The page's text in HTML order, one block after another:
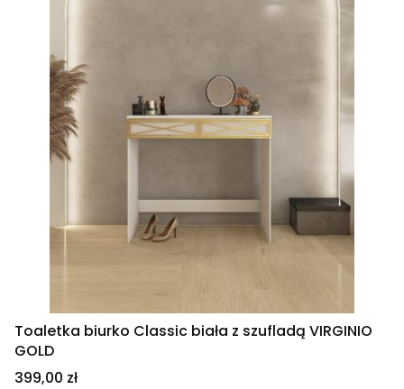
Toaletka biurko Classic biała z szufladą VIRGINIO
GOLD
Cena
399,00 zł